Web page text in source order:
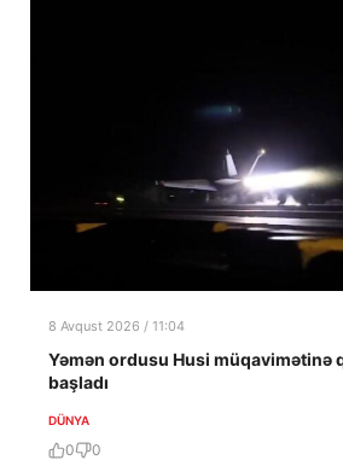
8 Avqust 2026 / 11:04
Yəmən ordusu Husi müqavimətinə
başladı
DÜNYA
0 0